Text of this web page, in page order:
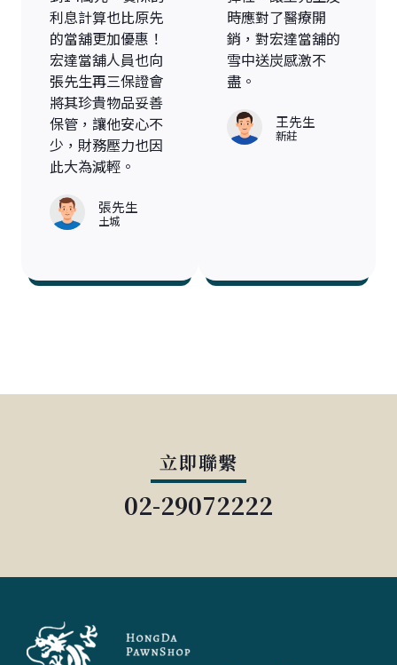
利息計算也比原先
的當舖更加優惠！
宏達當舖人員也向
張先生再三保證會
將其珍貴物品妥善
保管，讓他安心不
少，財務壓力也因
此大為減輕。
張先生
土城
時應對了醫療開
銷，對宏達當舖的
雪中送炭感激不
盡。
王先生
新莊
立即聯繫
02-29072222